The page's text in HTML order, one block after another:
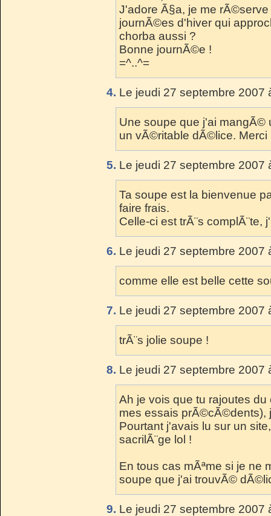
J'adore Ã§a, je me
journÃ©es d'hiver qui
chorba aussi ?
Bonne journÃ©e !
=^..^=
4. Le jeudi 27 septembre 2007
Une soupe que j'ai mangÃ©
un vÃ©ritable dÃ©lice. Merci
5. Le jeudi 27 septembre 2007
Ta soupe est la bienvenue
faire frais.
Celle-ci est trÃ¨s complÃ¨te,
6. Le jeudi 27 septembre 2007
comme elle est belle cette
7. Le jeudi 27 septembre 2007
trÃ¨s jolie soupe !
8. Le jeudi 27 septembre 2007
Ah je vois que tu rajoutes
mes essais prÃ©cÃ©dents),
Pourtant j'avais lu sur un
sacrilÃ¨ge lol !
En tous cas mÃªme si je ne
soupe que j'ai trouvÃ©
9. Le jeudi 27 septembre 2007